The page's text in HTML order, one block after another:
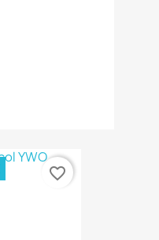
favorite_border